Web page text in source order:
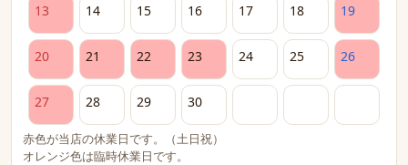
13 14 15 16 17 18 19
20 21 22 23 24 25 26
27 28 29 30
赤色が当店の休業日です。（土日祝）
オレンジ色は臨時休業日です。